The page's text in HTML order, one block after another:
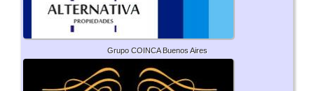
Grupo COINCA Buenos Aires